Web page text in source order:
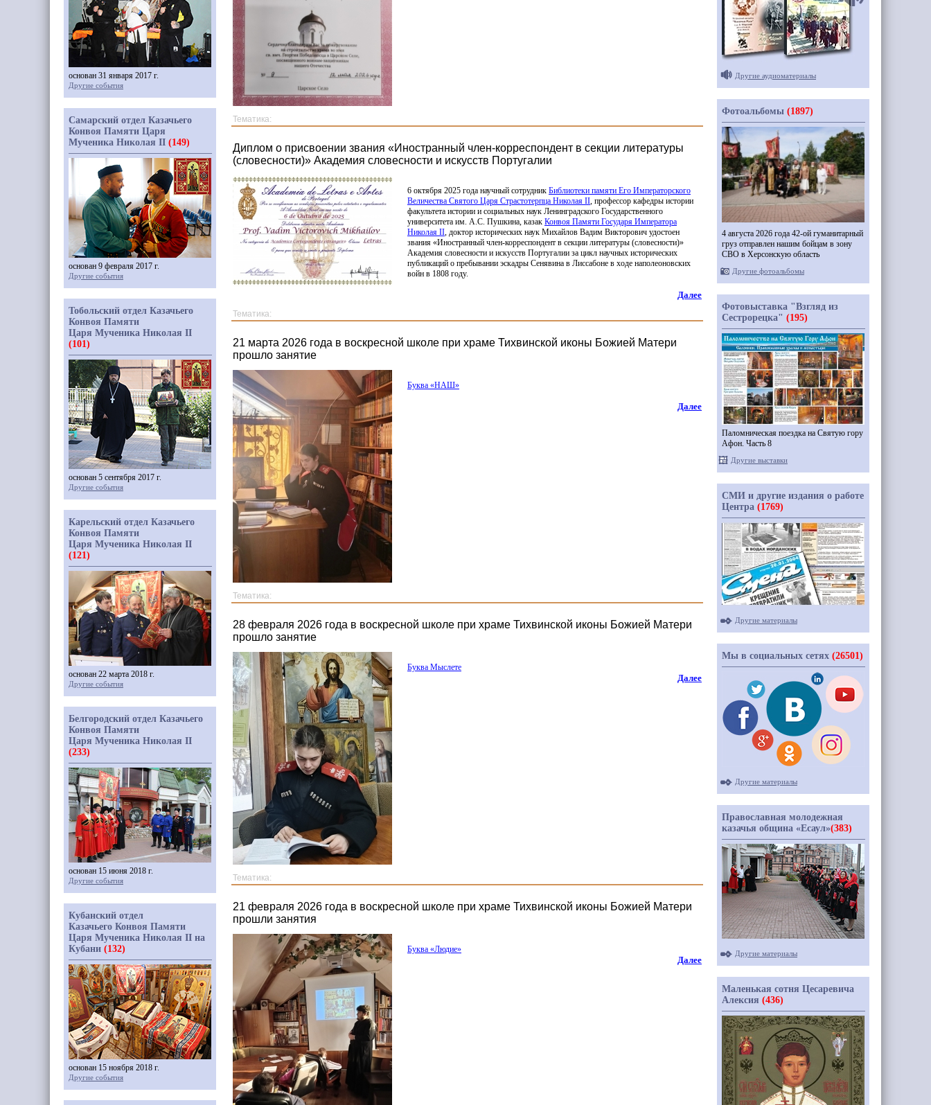
Тематика:
Диплом о присвоении звания «Иностранный член-корреспондент в секции литературы
(словесности)» Академия словесности и искусств Португалии
6 октября 2025 года научный сотрудник Библиотеки памяти Его Императорского
Величества Святого Царя Страстотерпца Николая II, профессор кафедры истории
факультета истории и социальных наук Ленинградского Государственного
университета им. А.С. Пушкина, казак Конвоя Памяти Государя Императора
Николая II, доктор исторических наук Михайлов Вадим Викторович удостоен
звания «Иностранный член-корреспондент в секции литературы (словесности)»
Академия словесности и искусств Португалии за цикл научных исторических
публикаций о пребывании эскадры Сенявина в Лиссабоне в ходе наполеоновских
войн в 1808 году.
Далее
Тематика:
21 марта 2026 года в воскресной школе при храме Тихвинской иконы Божией Матери
прошло занятие
Буква «НАШ»
Далее
Тематика:
28 февраля 2026 года в воскресной школе при храме Тихвинской иконы Божией Матери
прошло занятие
Буква Мыслете
Далее
Тематика:
21 февраля 2026 года в воскресной школе при храме Тихвинской иконы Божией Матери
прошли занятия
Буква «Людие»
Далее
основан 31 января 2017 г.
Другие события
Самарский отдел Казачьего
Конвоя Памяти Царя
Мученика Николая II (149)
основан 9 февраля 2017 г.
Другие события
Тобольский отдел Казачьего
Конвоя Памяти
Царя Мученика Николая II
(101)
основан 5 сентября 2017 г.
Другие события
Карельский отдел Казачьего
Конвоя Памяти
Царя Мученика Николая II
(121)
основан 22 марта 2018 г.
Другие события
Белгородский отдел Казачьего
Конвоя Памяти
Царя Мученика Николая II
(233)
основан 15 июня 2018 г.
Другие события
Кубанский отдел
Казачьего Конвоя Памяти
Царя Мученика Николая II на
Кубани (132)
основан 15 ноября 2018 г.
Другие события
Другие аудиоматериалы
Фотоальбомы (1897)
4 августа 2026 года 42-ой гуманитарный
груз отправлен нашим бойцам в зону
СВО в Херсонскую область
Другие фотоальбомы
Фотовыставка "Взгляд из
Сестрорецка" (195)
Паломническая поездка на Святую гору
Афон. Часть 8
Другие выставки
СМИ и другие издания о работе
Центра (1769)
Другие материалы
Мы в социальных сетях (26501)
Другие материалы
Православная молодежная
казачья община «Есаул»(383)
Другие материалы
Маленькая сотня Цесаревича
Алексия (436)